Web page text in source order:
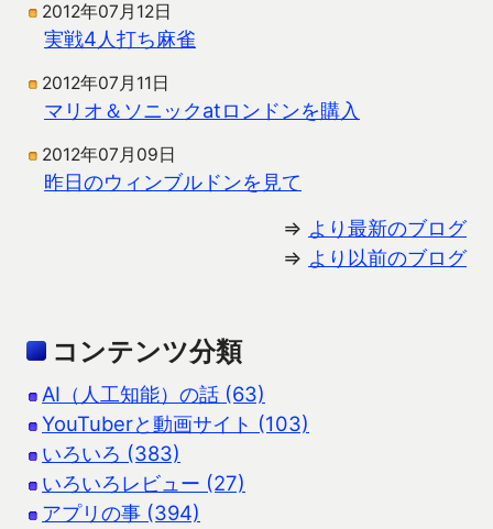
2012年07月12日
実戦4人打ち麻雀
2012年07月11日
マリオ＆ソニックatロンドンを購入
2012年07月09日
昨日のウィンブルドンを見て
⇒ より最新のブログ
⇒ より以前のブログ
コンテンツ分類
AI（人工知能）の話 (63)
YouTuberと動画サイト (103)
いろいろ (383)
いろいろレビュー (27)
アプリの事 (394)